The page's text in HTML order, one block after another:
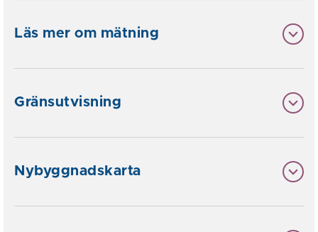
Läs mer om mätning
Gränsutvisning
Nybyggnadskarta